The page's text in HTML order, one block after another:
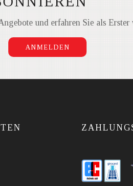
und erfahren Sie als Erster
ANMELDEN